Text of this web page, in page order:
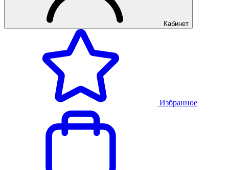
Кабинет
Избранное